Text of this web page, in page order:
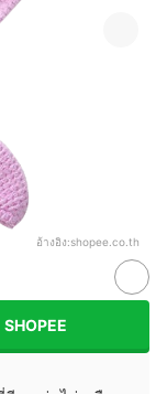
อ้างอิง:shopee.co.th
SHOPEE